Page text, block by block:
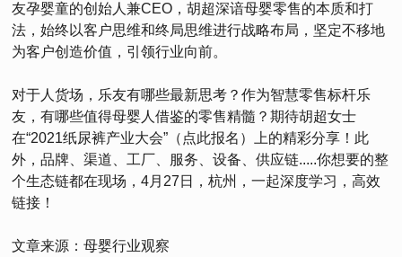
友孕婴童的创始人兼CEO，胡超深谙母婴零售的本质和打
法，始终以客户思维和终局思维进行战略布局，坚定不移地
为客户创造价值，引领行业向前。
对于人货场，乐友有哪些最新思考？作为智慧零售标杆乐
友，有哪些值得母婴人借鉴的零售精髓？期待胡超女士
在“2021纸尿裤产业大会”（点此报名）上的精彩分享！此
外，品牌、渠道、工厂、服务、设备、供应链.....你想要的整
个生态链都在现场，4月27日，杭州，一起深度学习，高效
链接！
文章来源：母婴行业观察